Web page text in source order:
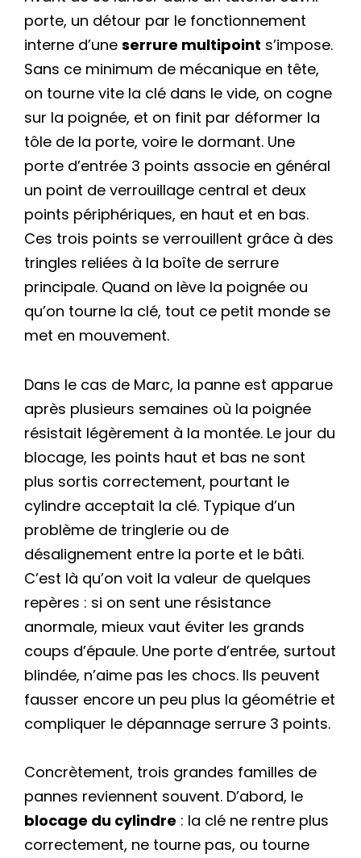
porte, un détour par le fonctionnement
interne d’une serrure multipoint s’impose.
Sans ce minimum de mécanique en tête,
on tourne vite la clé dans le vide, on cogne
sur la poignée, et on finit par déformer la
tôle de la porte, voire le dormant. Une
porte d’entrée 3 points associe en général
un point de verrouillage central et deux
points périphériques, en haut et en bas.
Ces trois points se verrouillent grâce à des
tringles reliées à la boîte de serrure
principale. Quand on lève la poignée ou
qu’on tourne la clé, tout ce petit monde se
met en mouvement.
Dans le cas de Marc, la panne est apparue
après plusieurs semaines où la poignée
résistait légèrement à la montée. Le jour du
blocage, les points haut et bas ne sont
plus sortis correctement, pourtant le
cylindre acceptait la clé. Typique d’un
problème de tringlerie ou de
désalignement entre la porte et le bâti.
C’est là qu’on voit la valeur de quelques
repères : si on sent une résistance
anormale, mieux vaut éviter les grands
coups d’épaule. Une porte d’entrée, surtout
blindée, n’aime pas les chocs. Ils peuvent
fausser encore un peu plus la géométrie et
compliquer le dépannage serrure 3 points.
Concrètement, trois grandes familles de
pannes reviennent souvent. D’abord, le
blocage du cylindre : la clé ne rentre plus
correctement, ne tourne pas, ou tourne